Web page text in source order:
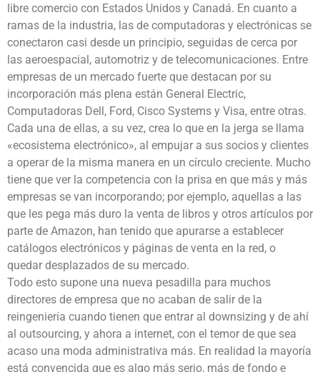
libre comercio con Estados Unidos y Canadá. En cuanto a
ramas de la industria, las de computadoras y electrónicas se
conectaron casi desde un principio, seguidas de cerca por
las aeroespacial, automotriz y de telecomunicaciones. Entre
empresas de un mercado fuerte que destacan por su
incorporación más plena están General Electric,
Computadoras Dell, Ford, Cisco Systems y Visa, entre otras.
Cada una de ellas, a su vez, crea lo que en la jerga se llama
«ecosistema electrónico», al empujar a sus socios y clientes
a operar de la misma manera en un círculo creciente. Mucho
tiene que ver la competencia con la prisa en que más y más
empresas se van incorporando; por ejemplo, aquellas a las
que les pega más duro la venta de libros y otros artículos por
parte de Amazon, han tenido que apurarse a establecer
catálogos electrónicos y páginas de venta en la red, o
quedar desplazados de su mercado.
Todo esto supone una nueva pesadilla para muchos
directores de empresa que no acaban de salir de la
reingeniería cuando tienen que entrar al downsizing y de ahí
al outsourcing, y ahora a internet, con el temor de que sea
acaso una moda administrativa más. En realidad la mayoría
está convencida que es algo más serio, más de fondo e